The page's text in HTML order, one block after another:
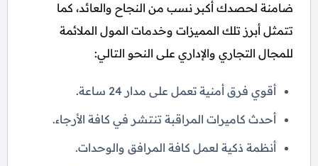
ضامنة لحصدك أكبر نسب من النجاح والعائد، كما
تتمثل أبرز تلك المميزات وخدمات المول الملائمة
للمجال التجاري والإداري على النحو التالي:
أقوي فرق أمنية تعمل على مدار 24 ساعة.
أحدث كاميرات المراقبة تنتشر في كافة الأرجاء.
أنظمة ذكية لعمل كافة المرافق والوحدات.